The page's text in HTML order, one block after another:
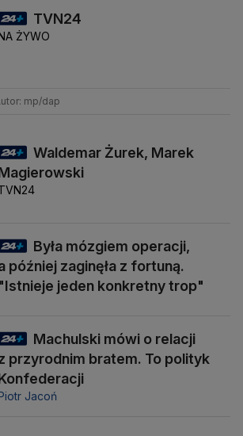
TVN24
ŻYWO
mp/dap
Waldemar Żurek, Marek
Była mózgiem operacji,
później zaginęła z fortuną.
"Istnieje jeden konkretny trop"
Machulski mówi o relacji
przyrodnim bratem. To polityk
Jacoń